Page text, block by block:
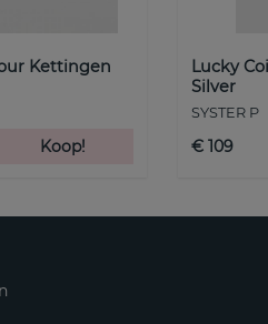
Kettingen
Koop!
Lucky
Silver
SYSTER P
€ 109